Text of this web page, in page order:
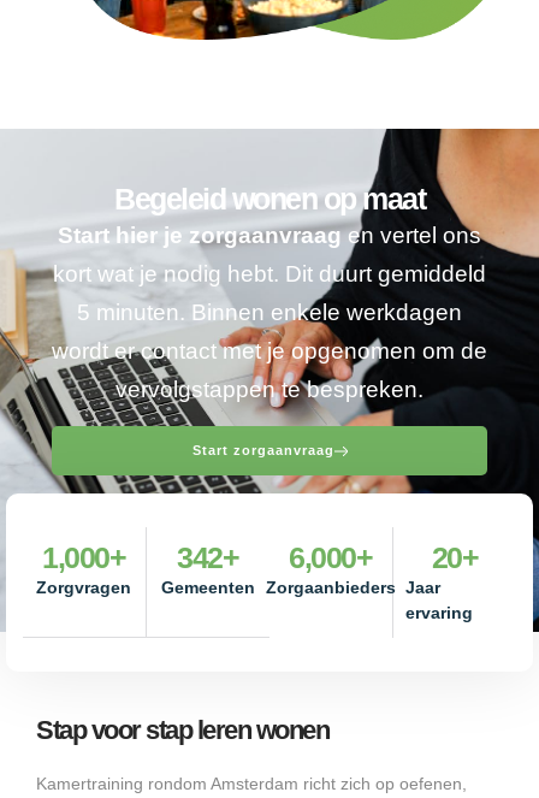
Begeleid wonen op maat
Start hier je zorgaanvraagen vertel ons
kort wat je nodig hebt. Dit duurt gemiddeld
5 minuten. Binnen enkele werkdagen
wordt er contact met je opgenomen om de
vervolgstappen te bespreken.
Start zorgaanvraag
Zorgvragen
1,000+
Gemeenten
342+
Zorgaanbieders
6,000+
Jaar
ervaring
20+
Stap voor stap leren wonen
Kamertraining rondom Amsterdam richt zich op oefenen,